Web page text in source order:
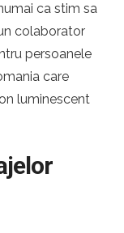
ca stim sa
colaborator
persoanele
care
luminescent